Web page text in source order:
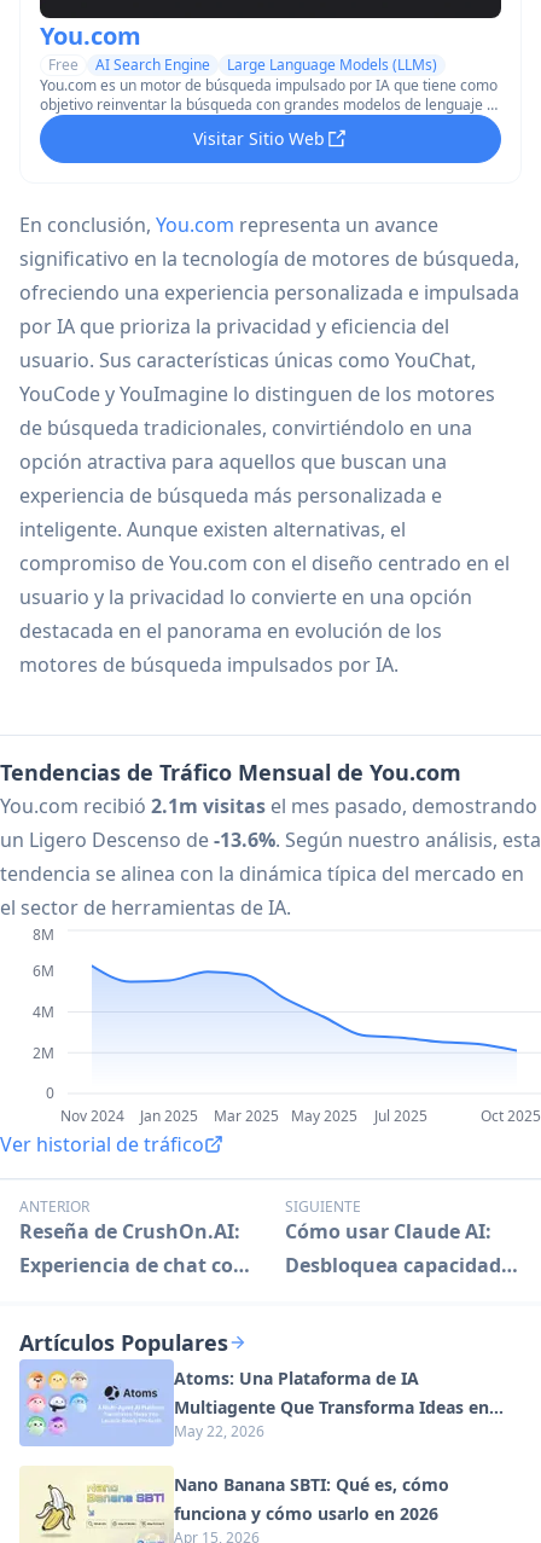
You.com
Free AI Search Engine
Large Language Models (LLMs)
You.com es un motor de búsqueda impulsado por IA que tiene como
objetivo reinventar la búsqueda con grandes modelos de lenguaje y
proporcionar resultados personalizados en tiempo real.
Visitar Sitio Web
En conclusión, You.com representa un avance
significativo en la tecnología de motores de búsqueda,
ofreciendo una experiencia personalizada e impulsada
por IA que prioriza la privacidad y eficiencia del
usuario. Sus características únicas como YouChat,
YouCode y YouImagine lo distinguen de los motores
de búsqueda tradicionales, convirtiéndolo en una
opción atractiva para aquellos que buscan una
experiencia de búsqueda más personalizada e
inteligente. Aunque existen alternativas, el
compromiso de You.com con el diseño centrado en el
usuario y la privacidad lo convierte en una opción
destacada en el panorama en evolución de los
motores de búsqueda impulsados por IA.
Tendencias de Tráfico Mensual de You.com
You.com recibió 2.1m visitas el mes pasado, demostrando
un Ligero Descenso de-13.6%. Según nuestro análisis, esta
tendencia se alinea con la dinámica típica del mercado en
el sector de herramientas de IA.
Nov 2024 Jan 2025 Mar 2025 May 2025 Jul 2025 Oct 2025
0
2M
4M
6M
8M
Ver historial de tráfico
ANTERIOR
Reseña de CrushOn.AI:
Experiencia de chat con
SIGUIENTE
Cómo usar Claude AI:
Desbloquea capacidades
Artículos Populares
Atoms: Una Plataforma de IA
Multiagente Que Transforma Ideas en
Productos Listos para Lanzar
May 22, 2026
Nano Banana SBTI: Qué es, cómo
funciona y cómo usarlo en 2026
Apr 15, 2026